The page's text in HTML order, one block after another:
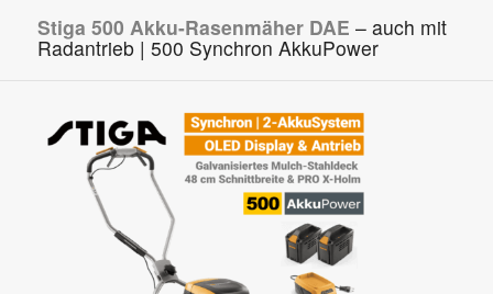
Stiga 500 Akku-Rasenmäher DAE – auch mit
Radantrieb | 500 Synchron AkkuPower